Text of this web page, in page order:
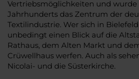
Vertriebsmöglichkeiten und wurde
Jahrhunderts das Zentrum der
Textilindustrie. Wer sich in
unbedingt einen Blick auf die
Rathaus, dem Alten Markt und
Crüwellhaus werfen. Auch als
Nicolai- und die Süsterkirche.